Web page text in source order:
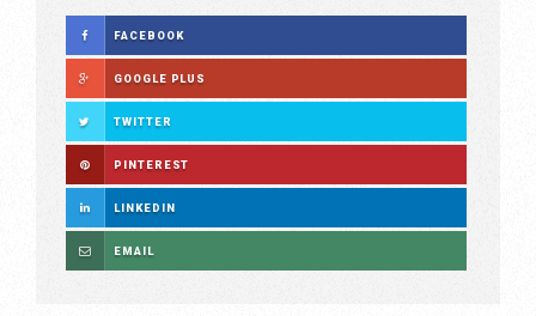
FACEBOOK
GOOGLE PLUS
TWITTER
PINTEREST
LINKEDIN
EMAIL